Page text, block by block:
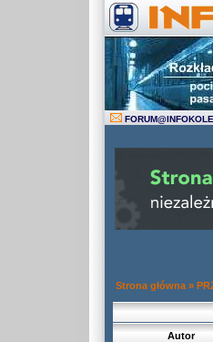
FORUM@
Strona główna »
Autor